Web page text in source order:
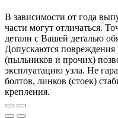
В зависимости от года
части могут отличаться.
детали с Вашей деталью
Допускаются повреждения
(пыльников и прочих)
эксплуатацию узла. Не
болтов, линков (стоек)
крепления.